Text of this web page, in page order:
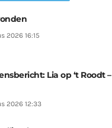
2026 16:15
Lia op ‘t Roodt –
2026 12:33